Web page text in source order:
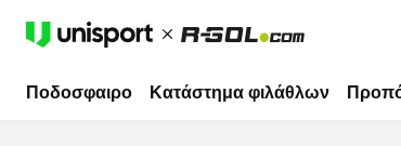
Ποδοσφαιρο Κατάστημα φιλάθλων